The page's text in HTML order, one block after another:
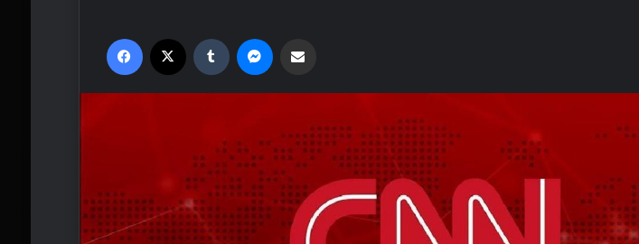
Facebook Tumblr